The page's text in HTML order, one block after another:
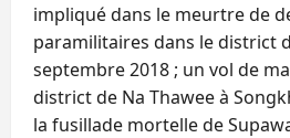
impliqué dans le meurtre de
paramilitaires dans le district
septembre 2018 ; un vol de
district de Na Thawee à
la fusillade mortelle de